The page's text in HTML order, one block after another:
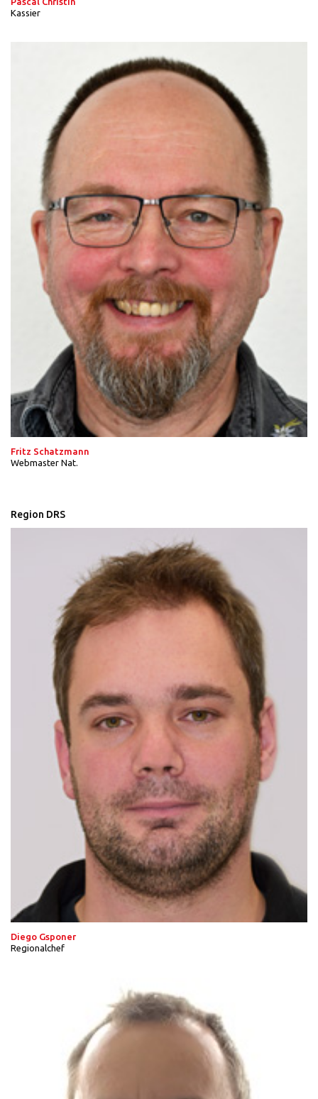
Kassier
Fritz Schatzmann
Webmaster Nat.
Region DRS
Diego Gsponer
Regionalchef